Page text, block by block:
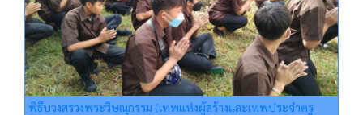
พิธีบวงสรวงพระวิษณุกรรม (เทพแห่งผู้สร้างและเทพประจำครู